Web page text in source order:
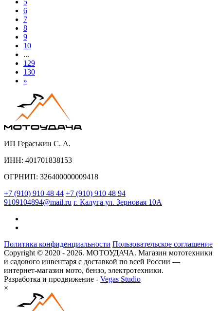
6
7
8
9
10
...
129
130
»
ИП Гераськин С. А.
ИНН: 401701838153
ОГРНИП: 326400000009418
+7 (910) 910 48 44 +7 (910) 910 48 94
9109104894@mail.ru г. Калуга ул. Зерновая 10А
Политика конфиденциальности Пользовательское соглашение
Copyright © 2020 - 2026. МОТОУДАЧА. Магазин мототехники
и садового инвентаря с доставкой по всей России —
интернет-магазин мото, бензо, электротехники.
Разработка и продвижение - Vegas Studio
×